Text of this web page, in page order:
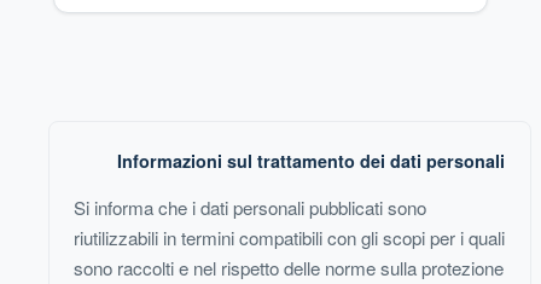
Informazioni sul trattamento dei dati personali
Si informa che i dati personali pubblicati sono
riutilizzabili in termini compatibili con gli scopi per i quali
sono raccolti e nel rispetto delle norme sulla protezione